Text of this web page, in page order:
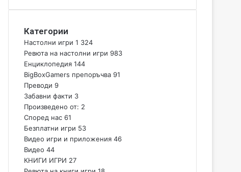
Категории
Настолни игри 1 324
Ревюта на настолни игри 983
Енциклопедия 144
BigBoxGamers препоръчва 91
Преводи 9
Забавни факти 3
Произведено от: 2
Според нас 61
Безплатни игри 53
Видео игри и приложения 46
Видео 44
КНИГИ ИГРИ 27